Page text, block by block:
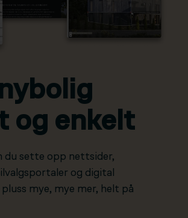
og enkelt
du sette opp nettsider,
og digital
mye, mye mer, helt på